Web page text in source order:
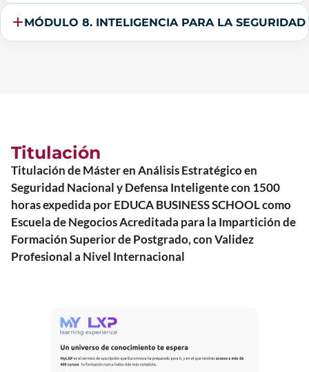
MÓDULO 8. INTELIGENCIA PARA LA
Titulación
Titulación de Máster en Análisis Estratégico en
Seguridad Nacional y Defensa Inteligente con 1500
horas expedida por EDUCA BUSINESS SCHOOL como
Escuela de Negocios Acreditada para la Impartición de
Formación Superior de Postgrado, con Validez
Profesional a Nivel Internacional